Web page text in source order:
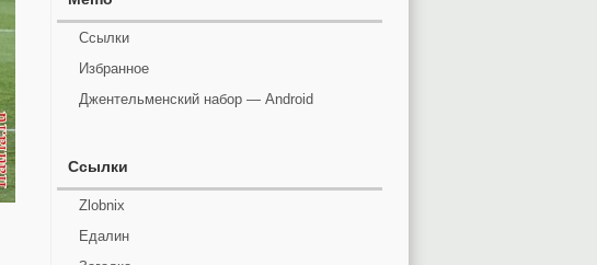
Ссылки
Избранное
Джентельменский набор — Android
Ссылки
Zlobnix
Едалин